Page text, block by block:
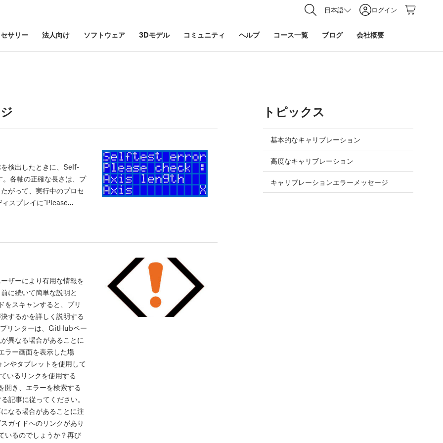
日本語 ログイン
サリー 法人向け ソフトウェア 3Dモデル コミュニティ ヘルプ コース一覧 ブログ 会社概要
検出したときに、Self-
各軸の正確な長さは、プ
がって、実行中のプロセ
スプレイに"Please…
ザーにより有用な情報を
に続いて簡単な説明と
をスキャンすると、プリ
するかを詳しく説明する
リンターは、GitHubペー
異なる場合があることに
ラー画面を表示した場
やタブレットを使用して
いるリンクを使用する
き、エラーを検索する
記事に従ってください。
なる場合があることに注
ガイドへのリンクがあり
いるのでしょうか？再び
トピックス
基本的なキャリブレーション
高度なキャリブレーション
キャリブレーションエラーメッセージ